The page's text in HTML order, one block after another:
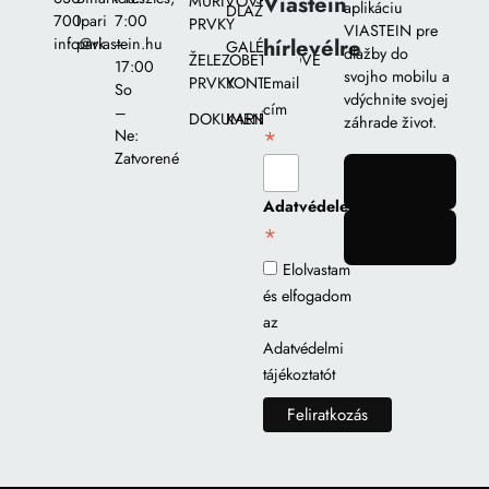
700
info@viastein.hu
Ipari
park
7:00
–
17:00
So
–
Ne:
Zatvorené
PRVKY
ŽELEZOBETÓNOVÉ
PRVKY
DOKUMENTY
DLAŽIEB
GALÉRIA
KONTAKT
KARIÉRA
hírlevélre
Email
cím
*
Adatvédelem
*
Elolvastam
és elfogadom
az
Adatvédelmi
tájékoztatót
aplikáciu
VIASTEIN pre
dlažby do
svojho mobilu a
vdýchnite svojej
záhrade život.